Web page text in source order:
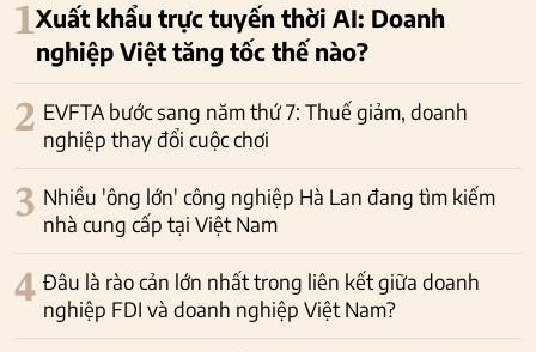
1Xuất khẩu trực tuyến thời AI: Doanh
nghiệp Việt tăng tốc thế nào?
2 EVFTA bước sang năm thứ 7: Thuế giảm, doanh
nghiệp thay đổi cuộc chơi
3 Nhiều 'ông lớn' công nghiệp Hà Lan đang tìm kiếm
nhà cung cấp tại Việt Nam
4 Đâu là rào cản lớn nhất trong liên kết giữa doanh
nghiệp FDI và doanh nghiệp Việt Nam?